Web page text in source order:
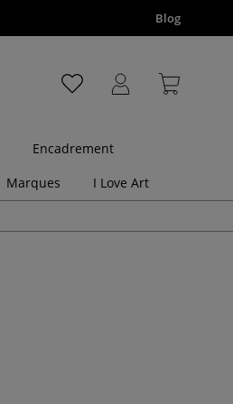
Blog
Encadrement
Marques I Love Art